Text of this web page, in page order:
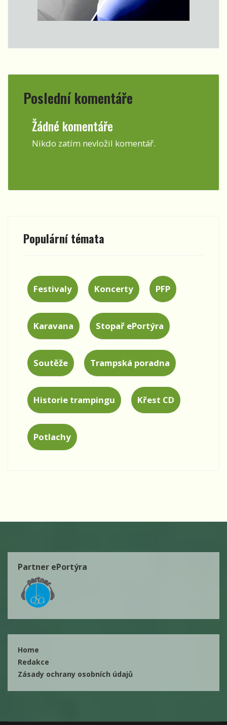
Poslední komentáře
Žádné komentáře
Nikdo zatím nevložil komentář.
Populární témata
Festivaly Koncerty PFP
Karavana Stopař ePortýra
Soutěže Trampská poradna
Historie trampingu Křest CD
Potlachy
Partner ePortýra
Home
Redakce
Zásady ochrany osobních údajů